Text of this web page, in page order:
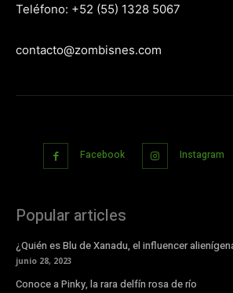
Teléfono: +52 (55) 1328 5067
contacto@zombisnes.com
Facebook Instagram
Popular articles
¿Quién es Blu de Xanadu, el influencer
junio 28, 2023
Conoce a Pinky, la rara delfín rosa de río